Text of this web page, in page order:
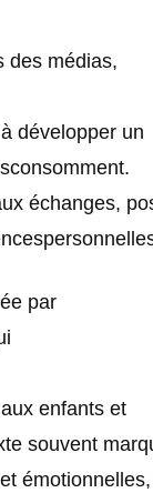
des médias,
développer un
échanges,
par
enfants et
souvent